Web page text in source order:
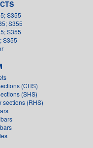
S355
S355
S355
S355
(CHS)
(SHS)
sections (RHS)